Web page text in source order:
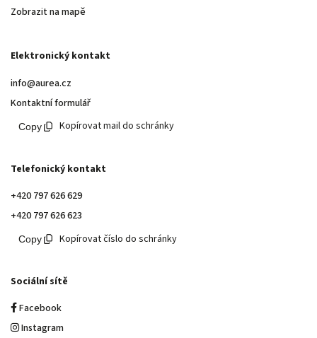
Zobrazit na mapě
Elektronický kontakt
info@aurea.cz
Kontaktní formulář
Kopírovat mail do schránky
Telefonický kontakt
+420 797 626 629
+420 797 626 623
Kopírovat číslo do schránky
Sociální sítě
Facebook
Instagram